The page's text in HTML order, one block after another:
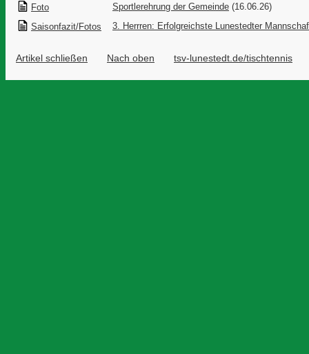
Foto
Sportlerehrung der Gemeinde (16.06.26)
Saisonfazit/Fotos
3. Herrren: Erfolgreichste Lunestedter
Artikel schließen Nach oben tsv-lunestedt.de/tischtennis